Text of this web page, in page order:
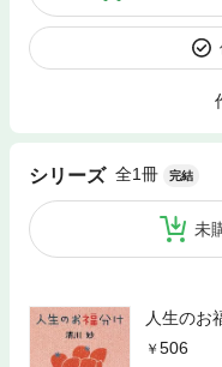
シリーズ 全1冊 完結
未
人生のお
506